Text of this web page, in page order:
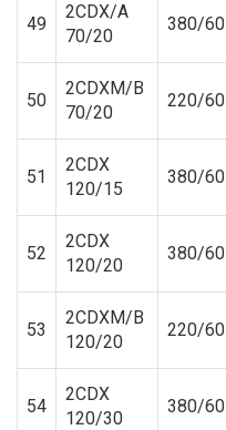
49
2CDX/A
70/20
380/60
50
2CDXM/B
70/20
220/60
51
2CDX
120/15
380/60
52
2CDX
120/20
380/60
53
2CDXM/B
120/20
220/60
54
2CDX
120/30
380/60